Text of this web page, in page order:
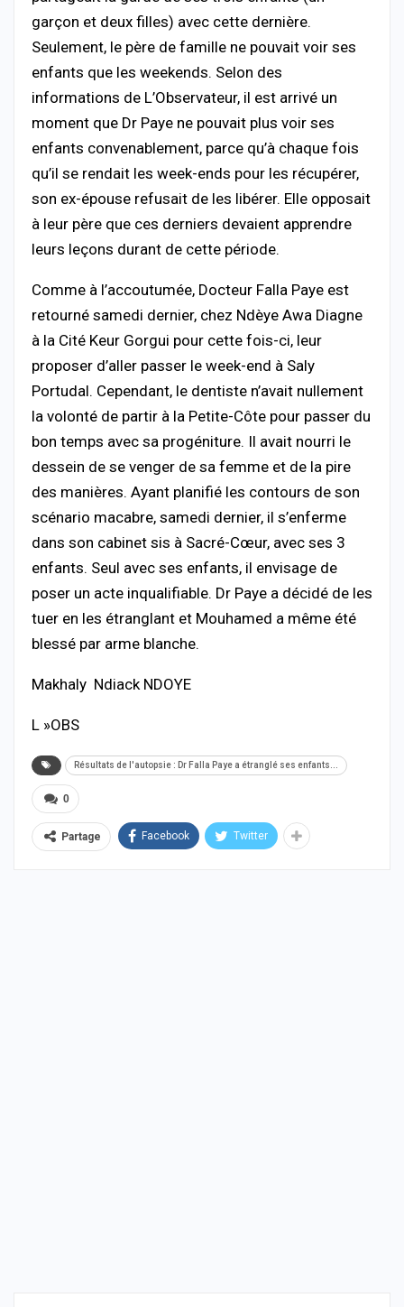
garçon et deux filles) avec cette dernière.
Seulement, le père de famille ne pouvait voir ses
enfants que les weekends. Selon des
informations de L’Observateur, il est arrivé un
moment que Dr Paye ne pouvait plus voir ses
enfants convenablement, parce qu’à chaque fois
qu’il se rendait les week-ends pour les récupérer,
son ex-épouse refusait de les libérer. Elle opposait
à leur père que ces derniers devaient apprendre
leurs leçons durant de cette période.
Comme à l’accoutumée, Docteur Falla Paye est
retourné samedi dernier, chez Ndèye Awa Diagne
à la Cité Keur Gorgui pour cette fois-ci, leur
proposer d’aller passer le week-end à Saly
Portudal. Cependant, le dentiste n’avait nullement
la volonté de partir à la Petite-Côte pour passer du
bon temps avec sa progéniture. Il avait nourri le
dessein de se venger de sa femme et de la pire
des manières. Ayant planifié les contours de son
scénario macabre, samedi dernier, il s’enferme
dans son cabinet sis à Sacré-Cœur, avec ses 3
enfants. Seul avec ses enfants, il envisage de
poser un acte inqualifiable. Dr Paye a décidé de les
tuer en les étranglant et Mouhamed a même été
blessé par arme blanche.
Makhaly Ndiack NDOYE
L »OBS
Résultats de l'autopsie : Dr Falla Paye a étranglé ses enfants...
0
Partage Facebook Twitter